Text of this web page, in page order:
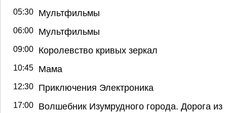
05:30 Мультфильмы
06:00 Мультфильмы
09:00 Королевство кривых зеркал
10:45 Мама
12:30 Приключения Электроника
17:00
Волшебник Изумрудного города. Дорога из